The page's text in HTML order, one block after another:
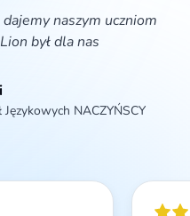
promocyjno-marketingowych
w każdym czasie poprzez wysłanie
zgody nie będzie miało
wycofaniem. Więcej informacji na
się w
naszym uczniom
był dla nas
Językowych NACZYŃSCY